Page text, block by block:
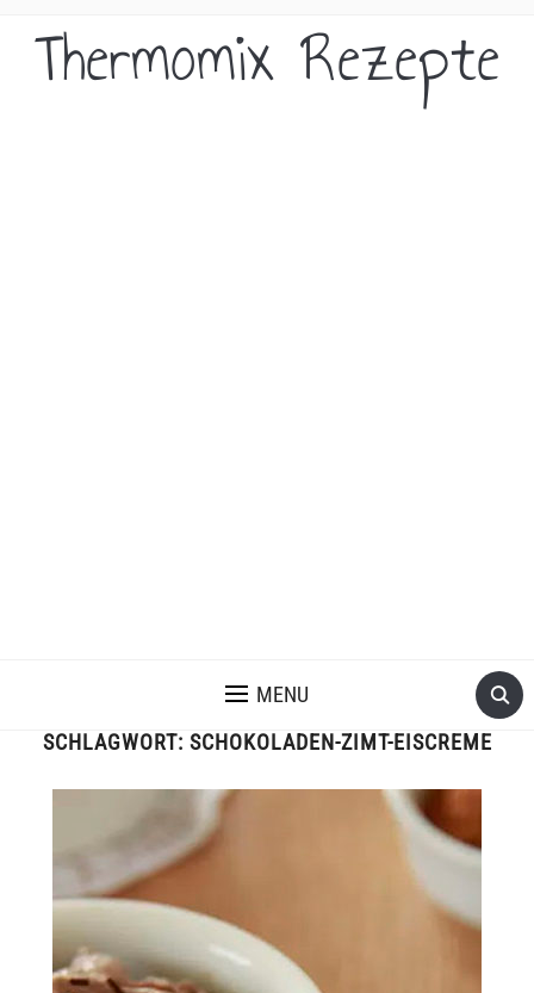
Thermomix Rezepte
MENU
SCHLAGWORT: SCHOKOLADEN-ZIMT-EISCREME